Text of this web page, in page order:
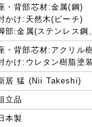
・背部芯材:金属(鋼)
かけ:天然木(ビーチ)
部:金属(ステンレス鋼
・背部芯材:アクリル
かけ:ウレタン樹脂塗
居 猛 (Nii Takeshi)
立品
本製